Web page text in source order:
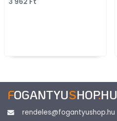
acél - inox fém
FOGANTYUSHOP.HU
rendeles@fogantyushop.hu